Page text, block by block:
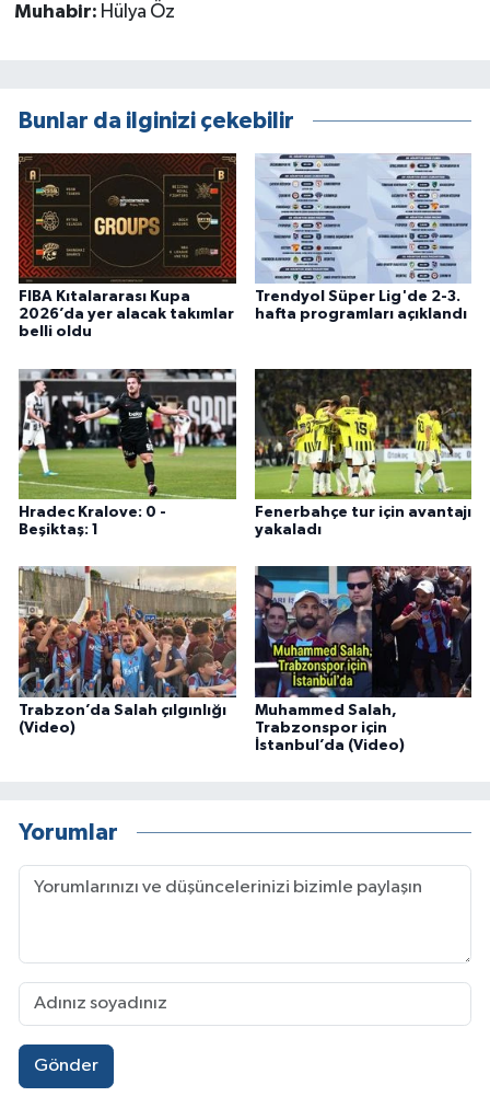
Muhabir: Hülya Öz
Bunlar da ilginizi çekebilir
FIBA Kıtalararası Kupa
2026’da yer alacak takımlar
belli oldu
Trendyol Süper Lig'de 2-3.
hafta programları açıklandı
Hradec Kralove: 0 -
Beşiktaş: 1
Fenerbahçe tur için avantajı
yakaladı
Trabzon’da Salah çılgınlığı
(Video)
Muhammed Salah,
Trabzonspor için
İstanbul’da (Video)
Yorumlar
Gönder